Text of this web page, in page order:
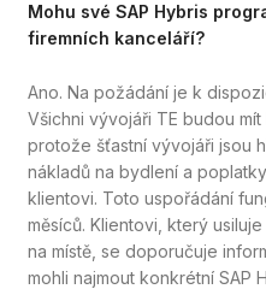
Mohu své SAP Hybris
firemních kanceláří?
Ano. Na požádání je k
Všichni vývojáři TE budou
protože šťastní vývojáři jsou
nákladů na bydlení a
klientovi. Toto uspořádání
měsíců. Klientovi, který
na místě, se doporučuje
mohli najmout konkrétní SAP